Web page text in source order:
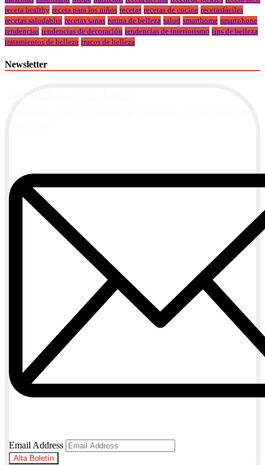
receta healthy receta para los niños recetas recetas de cocina recetasfáciles
recetas saludables recetas sanas rutina de belleza salud smarthome smartphone
tendencias tendencias de decoración tendencias de interiorismo tips de belleza
tratamientos de belleza trucos de belleza
Newsletter
Email Address